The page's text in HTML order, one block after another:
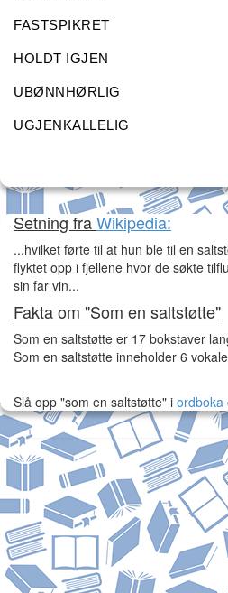
FASTSPIKRET
HOLDT IGJEN
UBØNNHØRLIG
UGJENKALLELIG
Setning fraWikipedia:
...hvilket førte til at hun ble til en
flyktet opp i fjellene hvor de søkte
sin far vin...
Fakta om "Som en saltstøtte"
Som en saltstøtte er 17 bokstaver
Som en saltstøtte inneholder 6
Slå opp "som en saltstøtte" i ordboka